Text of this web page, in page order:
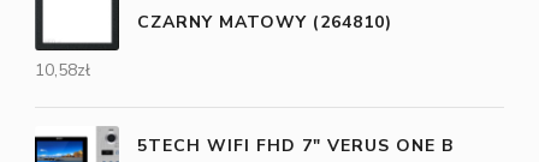
CZARNY MATOWY (264810)
10,58zł
5TECH WIFI FHD 7" VERUS ONE B